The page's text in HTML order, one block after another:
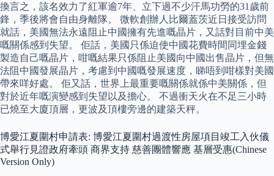
換言之，該名效力了紅軍逾7年、立下過不少汗馬功勞的31歲前
鋒，季後將會自由身離隊。 微軟創辦人比爾蓋茨近日接受訪問
就話，美國無法永遠阻止中國擁有先進嘅晶片，又話對目前中美
嘅關係感到失望。 佢話，美國只係迫使中國花費時間同埋金錢
製造自己嘅晶片，咁嘅結果只係阻止美國向中國出售晶片，但無
法阻中國發展晶片，考慮到中國嘅發展速度，睇唔到咁樣對美國
帶來咩好處。 佢又話，世界上最重要嘅關係就係中美關係，但
對於近年嘅演變感到失望以及擔心。 不過衝天火在不足三小時
已燒至大廈頂層，更波及頂樓旁邊的建築天秤。
博愛江夏圍村申請表: 博愛江夏圍村過渡性房屋項目竣工入伙儀
式舉行見證政府牽頭 商界支持 慈善團體響應 基層受惠(Chinese
Version Only)